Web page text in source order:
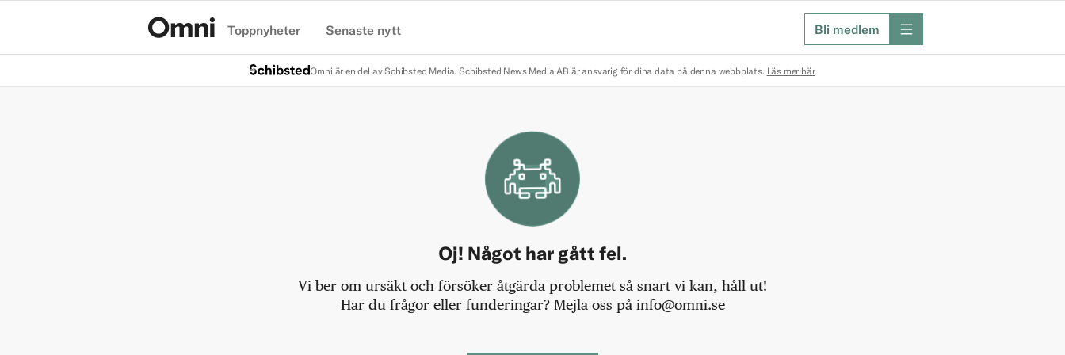
Toppnyheter Senaste nytt Bli medlem meny
Omni är en del av Schibsted Media. Schibsted News Media AB är ansvarig för dina data på denna webbplats. Läs mer här
Oj! Något har gått fel.
Vi ber om ursäkt och försöker åtgärda problemet så snart vi kan, håll ut!
Har du frågor eller funderingar? Mejla oss på info@omni.se